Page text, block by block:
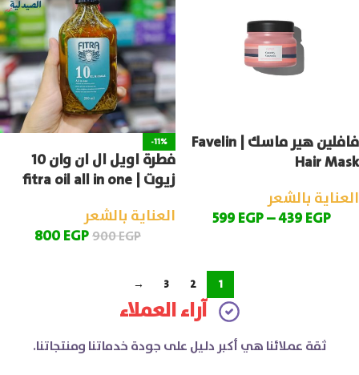
فافلين هير ماسك | Favelin
Hair Mask
العناية بالشعر
439EGP
–
599EGP
-11%
فطرة اويل ال ان وان 10
زيوت | fitra oil all in one
العناية بالشعر
900EGP
800EGP
1
2
3
→
آراء العملاء
ثقة عملائنا هي أكبر دليل على جودة خدماتنا ومنتجاتنا.